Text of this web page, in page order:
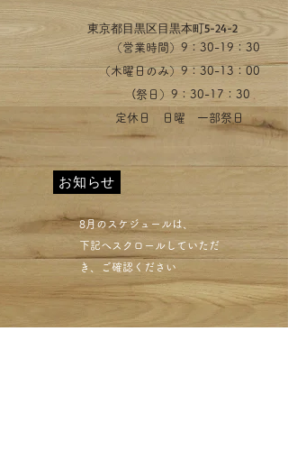
​東京都目黒区目黒本町5-24-2
（営業時間）​9：30-19：30
（木曜日のみ）9：30-13：00
​(祭日）9：30-17：30
​定休日 日曜 一部祭日
お知らせ
​8月のスケジュールは、
下記へスクロールしていただ
き、ご確認ください​